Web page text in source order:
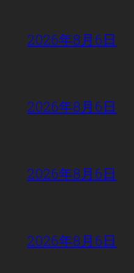
2026年8月6日
2026年8月6日
2026年8月6日
2026年8月6日